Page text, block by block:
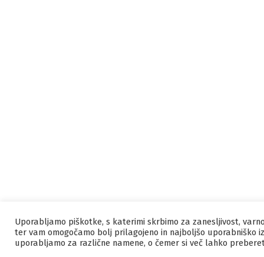
Uporabljamo piškotke, s katerimi skrbimo za zanesljivost,
ter vam omogočamo bolj prilagojeno in najboljšo uporabniško
uporabljamo za različne namene, o čemer si več lahko